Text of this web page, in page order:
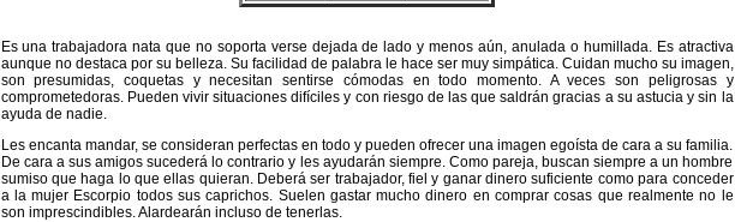
Es una trabajadora nata que no soporta verse dejada de lado y menos aún, anulada o humillada. Es atractiva
aunque no destaca por su belleza. Su facilidad de palabra le hace ser muy simpática. Cuidan mucho su imagen,
son presumidas, coquetas y necesitan sentirse cómodas en todo momento. A veces son peligrosas y
comprometedoras. Pueden vivir situaciones difíciles y con riesgo de las que saldrán gracias a su astucia y sin la
ayuda de nadie.
Les encanta mandar, se consideran perfectas en todo y pueden ofrecer una imagen egoísta de cara a su familia.
De cara a sus amigos sucederá lo contrario y les ayudarán siempre. Como pareja, buscan siempre a un hombre
sumiso que haga lo que ellas quieran. Deberá ser trabajador, fiel y ganar dinero suficiente como para conceder
a la mujer Escorpio todos sus caprichos. Suelen gastar mucho dinero en comprar cosas que realmente no le
son imprescindibles. Alardearán incluso de tenerlas.